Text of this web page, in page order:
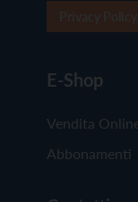
E-Shop
Vendita
Abbonamenti